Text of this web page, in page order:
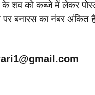
के शव को कब्जे में लेकर
बनारस का नंबर अंकित